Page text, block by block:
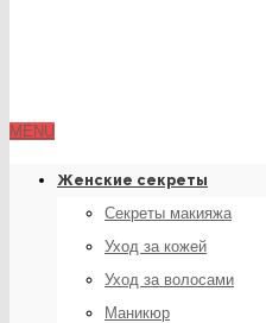
MENU
Женские секреты
Секреты макияжа
Уход за кожей
Уход за волосами
Маникюр